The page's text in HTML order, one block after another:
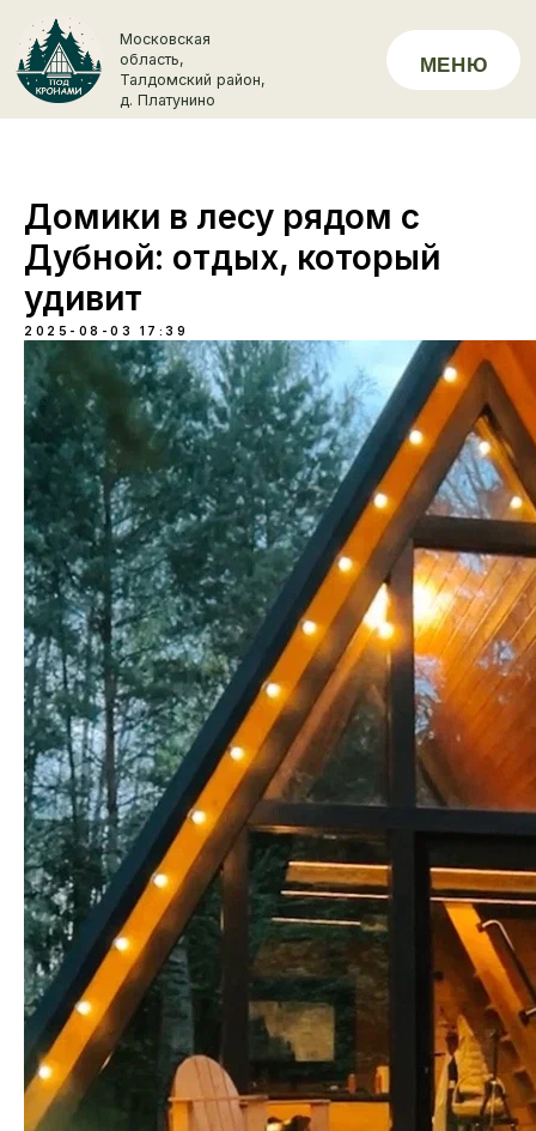
Московская
область,
Талдомский район,
д. Платунино
+7 (929)
МЕНЮ
Домики в лесу рядом с
Дубной: отдых, который
удивит
2025-08-03 17:39